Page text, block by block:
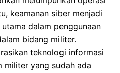
keamanan siber menjadi
dalam penggunaan
bidang militer.
teknologi informasi
militer yang sudah ada